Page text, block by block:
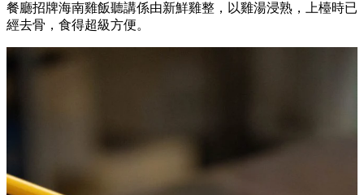
餐廳招牌海南雞飯聽講係由新鮮雞整，以雞湯浸熟，上檯時已
經去骨，食得超級方便。